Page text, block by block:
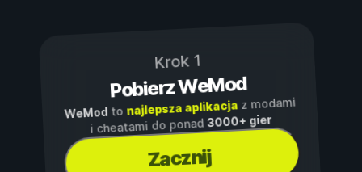
Krok 1
Pobierz WeMod
WeModto najlepsza aplikacjaz modami
i cheatami do ponad3000+ gier
Zacznij